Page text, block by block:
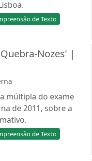
de Texto
Nozes' |
múltipla do exame
de 2011, sobre a
de Texto